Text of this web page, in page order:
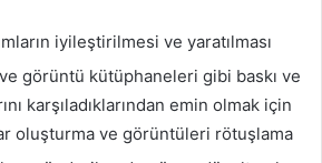
iyileştirilmesi ve yaratılması
görüntü kütüphaneleri gibi baskı ve
karşıladıklarından emin olmak için
oluşturma ve görüntüleri rötuşlama